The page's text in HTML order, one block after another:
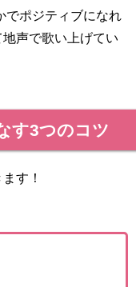
でポジティブになれ
声で歌い上げてい
す3つのコツ
す！